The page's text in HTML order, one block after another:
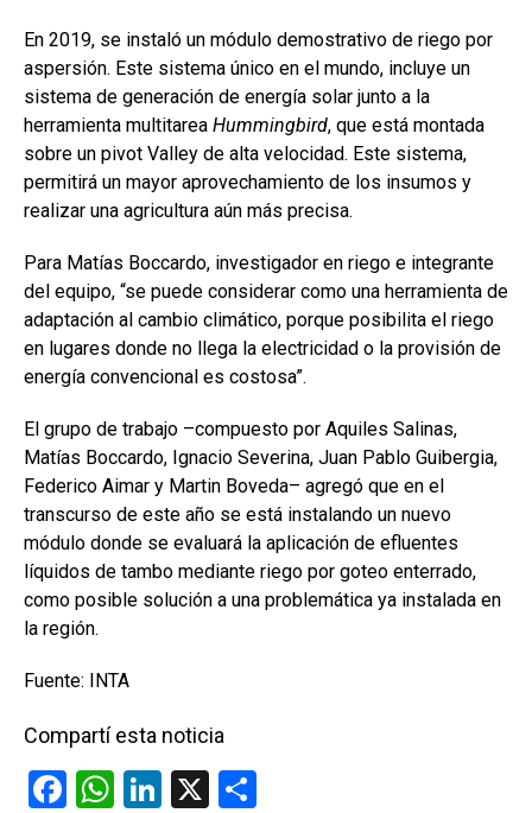
En 2019, se instaló un módulo demostrativo de riego por
aspersión. Este sistema único en el mundo, incluye un
sistema de generación de energía solar junto a la
herramienta multitarea Hummingbird, que está montada
sobre un pivot Valley de alta velocidad. Este sistema,
permitirá un mayor aprovechamiento de los insumos y
realizar una agricultura aún más precisa.
Para Matías Boccardo, investigador en riego e integrante
del equipo, “se puede considerar como una herramienta de
adaptación al cambio climático, porque posibilita el riego
en lugares donde no llega la electricidad o la provisión de
energía convencional es costosa”.
El grupo de trabajo –compuesto por Aquiles Salinas,
Matías Boccardo, Ignacio Severina, Juan Pablo Guibergia,
Federico Aimar y Martin Boveda– agregó que en el
transcurso de este año se está instalando un nuevo
módulo donde se evaluará la aplicación de efluentes
líquidos de tambo mediante riego por goteo enterrado,
como posible solución a una problemática ya instalada en
la región.
Fuente: INTA
Compartí esta noticia
F
W Li
X